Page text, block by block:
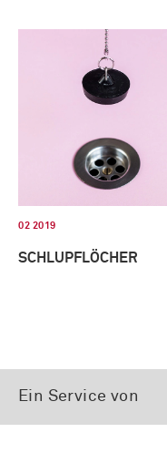
02 2019
SCHLUPFLÖCHER
Ein Service von